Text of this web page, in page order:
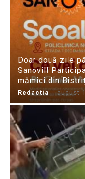
Doar două zile
Sanovil!
mămici din
Redactia - august